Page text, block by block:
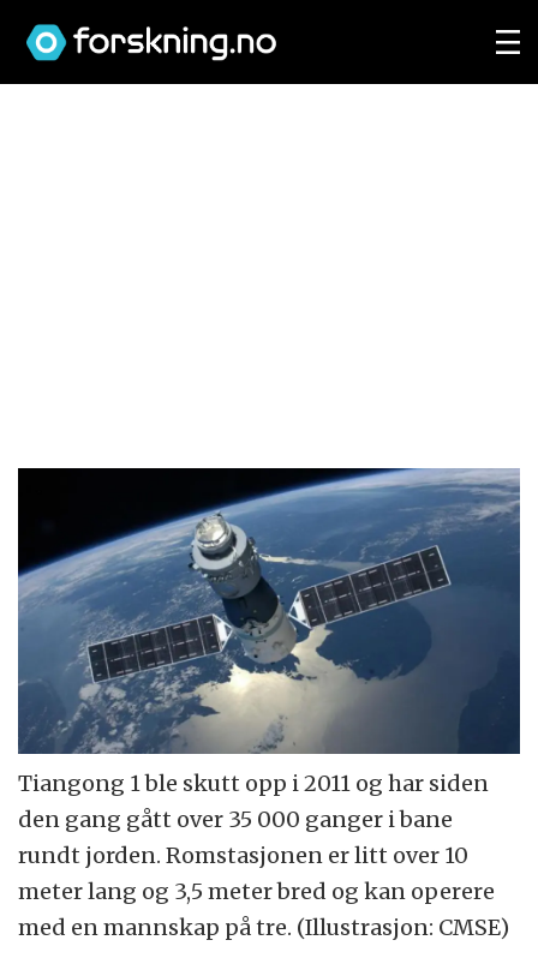
Tiangong 1 ble skutt opp i 2011 og har siden
den gang gått over 35 000 ganger i bane
rundt jorden. Romstasjonen er litt over 10
meter lang og 3,5 meter bred og kan operere
med en mannskap på tre. (Illustrasjon: CMSE)